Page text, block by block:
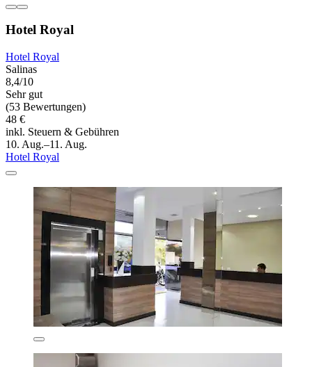
Hotel Royal
Hotel Royal
Salinas
8,4/10
Sehr gut
(53 Bewertungen)
48 €
inkl. Steuern & Gebühren
10. Aug.–11. Aug.
Hotel Royal